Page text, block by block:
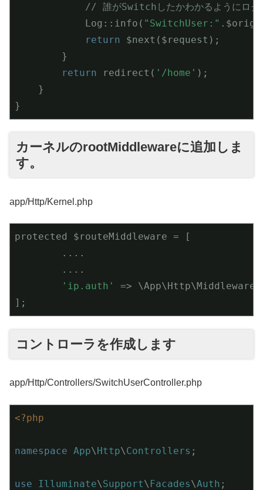
// 誰がSwitchしたかわかるようにログ
            Log::info(
"SwitchUser:"
return $next($request);
        }
return redirect( '/home' );
    }
}
カーネルのrootMiddlewareに追加しま
す。
app/Http/Kernel.php
protected $routeMiddleware = [
        ....
        ....
'ip.auth'
=>
コントローラを作成します
app/Http/Controllers/SwitchUserController.php
<?php
namespace App\Http\Controllers ;
use Illuminate\Support\ Facades\Auth